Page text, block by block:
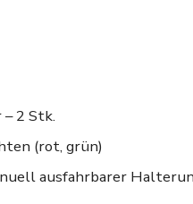
2 Stk.
(rot, grün)
ausfahrbarer